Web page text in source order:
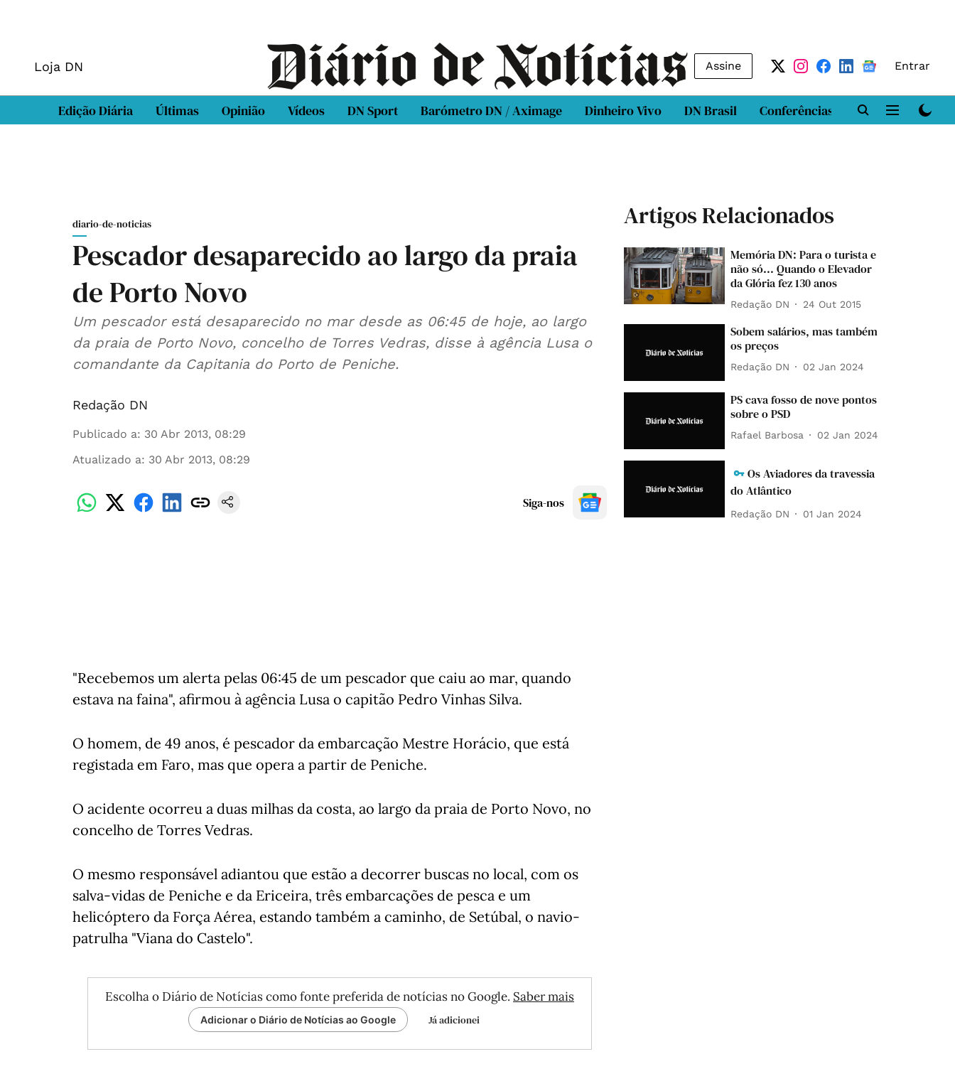
Loja DN Assine Entrar
Edição Diária Últimas Opinião Vídeos DN Sport Barómetro DN / Aximage Dinheiro Vivo DN Brasil Conferências DN LAB
diario-de-noticias
Pescador desaparecido ao largo da praia
de Porto Novo
Um pescador está desaparecido no mar desde as 06:45 de hoje, ao largo
da praia de Porto Novo, concelho de Torres Vedras, disse à agência Lusa o
comandante da Capitania do Porto de Peniche.
Redação DN
Publicado a: 30 Abr 2013, 08:29
Atualizado a: 30 Abr 2013, 08:29
Siga-nos
"Recebemos um alerta pelas 06:45 de um pescador que caiu ao mar, quando
estava na faina", afirmou à agência Lusa o capitão Pedro Vinhas Silva.
O homem, de 49 anos, é pescador da embarcação Mestre Horácio, que está
registada em Faro, mas que opera a partir de Peniche.
O acidente ocorreu a duas milhas da costa, ao largo da praia de Porto Novo, no
concelho de Torres Vedras.
O mesmo responsável adiantou que estão a decorrer buscas no local, com os
salva-vidas de Peniche e da Ericeira, três embarcações de pesca e um
helicóptero da Força Aérea, estando também a caminho, de Setúbal, o navio-
patrulha "Viana do Castelo".
Escolha o Diário de Notícias como fonte preferida de notícias no Google. Saber mais
Adicionar o Diário de Notícias ao Google Já adicionei
Artigos Relacionados
Memória DN: Para o turista e
não só... Quando o Elevador
da Glória fez 130 anos
Redação DN 24 Out 2015
Sobem salários, mas também
os preços
Redação DN 02 Jan 2024
PS cava fosso de nove pontos
sobre o PSD
Rafael Barbosa 02 Jan 2024
Os Aviadores da travessia
do Atlântico
Redação DN 01 Jan 2024